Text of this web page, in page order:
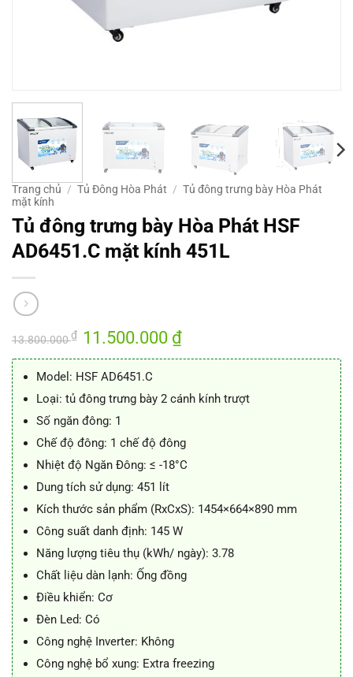
Trang chủ / Tủ Đông Hòa Phát / Tủ đông trưng bày Hòa Phát
mặt kính
Tủ đông trưng bày Hòa Phát HSF
AD6451.C mặt kính 451L
13.800.000₫ Giá
gốc
là:
11.500.000 ₫Giá
tại
Model: HSF AD6451.C
Loại: tủ đông trưng bày 2 cánh kính trượt
Số ngăn đông: 1
Chế độ đông: 1 chế độ đông
Nhiệt độ Ngăn Đông: ≤ -18°C
Dung tích sử dụng: 451 lít
Kích thước sản phẩm (RxCxS): 1454×664×890 mm
Công suất danh định: 145 W
Năng lượng tiêu thụ (kWh/ ngày): 3.78
Chất liệu dàn lạnh: Ống đồng
Điều khiển: Cơ
Đèn Led: Có
Công nghệ Inverter: Không
Công nghệ bổ xung: Extra freezing